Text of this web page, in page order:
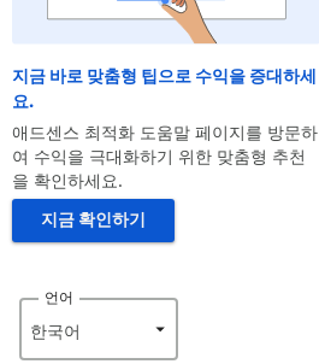
지금 바로 맞춤형 팁으로 수익을 증대하세
요.
애드센스 최적화 도움말 페이지를 방문하
여 수익을 극대화하기 위한 맞춤형 추천
을 확인하세요.
지금 확인하기
언어
한국어‎